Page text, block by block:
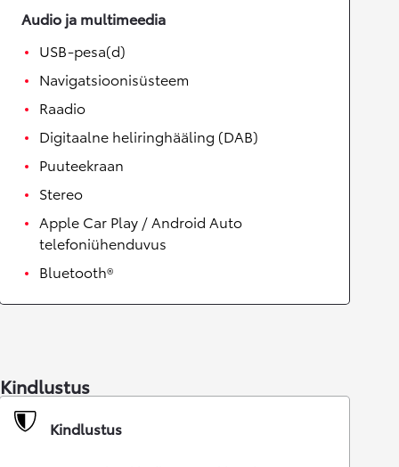
Audio ja multimeedia
USB-pesa(d)
Navigatsioonisüsteem
Raadio
Digitaalne heliringhääling (DAB)
Puuteekraan
Stereo
Apple Car Play / Android Auto
telefoniühenduvus
Bluetooth®
Kindlustus
Kindlustus